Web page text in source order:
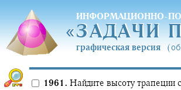
ИНФОРМАЦИОННО-
«ЗАДАЧИ
«ЗАДАЧИ
графическая версия
1961. Найдите высоту трапеции